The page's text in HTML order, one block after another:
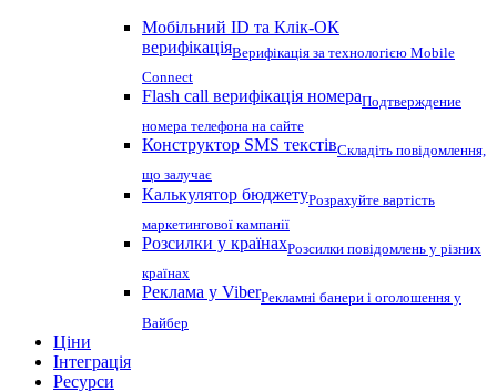
Мобільний ID та Клік-ОК
верифікаціяВерифікація за технологією Mobile
Connect
Flash call верифікація номераПодтверждение
номера телефона на сайте
Конструктор SMS текстівСкладіть повідомлення,
що залучає
Калькулятор бюджетуРозрахуйте вартість
маркетингової кампанії
Розсилки у країнахРозсилки повідомлень у різних
країнах
Реклама у ViberРекламні банери і оголошення у
Вайбер
Ціни
Інтеграція
Ресурси